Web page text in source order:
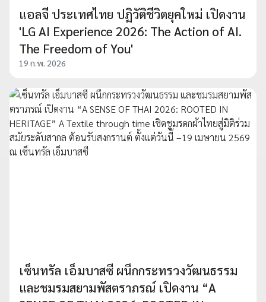
แอลจี ประเทศไทย ปฏิวัติชีวิตยุคใหม่ เปิดงาน
'LG AI Experience 2026: The Action of AI.
The Freedom of You'
19 ก.พ. 2026
เซ็นทรัล เอ็มบาสซี ผนึกกระทรวงวัฒนธรรม
และชมรมสยามพัสตราภรณ์ เปิดงาน “A